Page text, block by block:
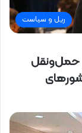
ریل و سیاست
حمل‌ونقل